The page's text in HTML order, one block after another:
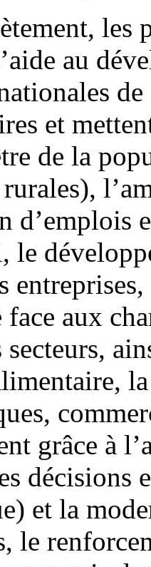
les
au
et
de la
d’emplois
le
aux
grâce à
décisions
et la
le